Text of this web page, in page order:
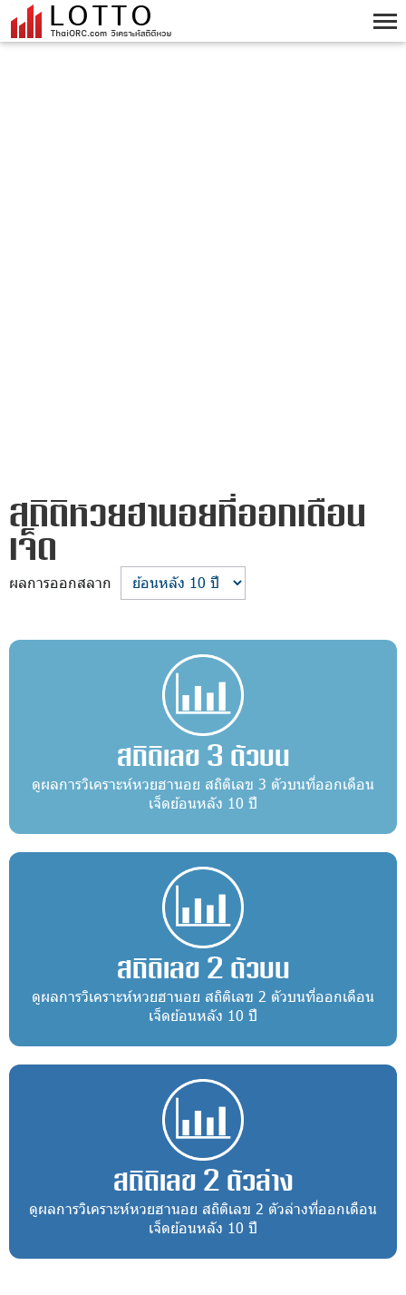
สถิติหวยฮานอยที่ออกเดือน
เจ็ด
ผลการออกสลาก
สถิติเลข 3 ตัวบน
ดูผลการวิเคราะห์หวยฮานอย สถิติเลข 3 ตัวบนที่ออกเดือน
เจ็ดย้อนหลัง 10 ปี
สถิติเลข 2 ตัวบน
ดูผลการวิเคราะห์หวยฮานอย สถิติเลข 2 ตัวบนที่ออกเดือน
เจ็ดย้อนหลัง 10 ปี
สถิติเลข 2 ตัวล่าง
ดูผลการวิเคราะห์หวยฮานอย สถิติเลข 2 ตัวล่างที่ออกเดือน
เจ็ดย้อนหลัง 10 ปี